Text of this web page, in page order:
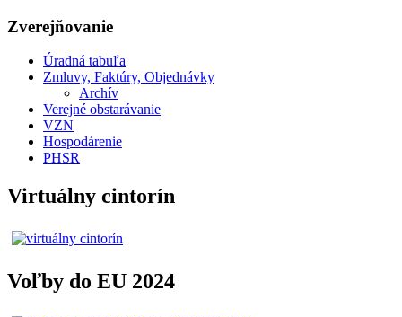
Zverejňovanie
Úradná tabuľa
Zmluvy, Faktúry, Objednávky
Archív
Verejné obstarávanie
VZN
Hospodárenie
PHSR
Virtuálny cintorín
Voľby do EU 2024